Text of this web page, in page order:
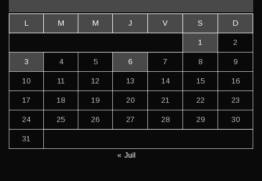
L M M J V S D
1 2
3 4 5 6 7 8 9
10 11 12 13 14 15 16
17 18 19 20 21 22 23
24 25 26 27 28 29 30
31
« Juil